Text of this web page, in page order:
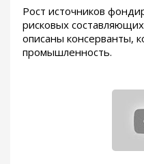
Рост источников
рисковых
описаны консерванты,
промышленность.